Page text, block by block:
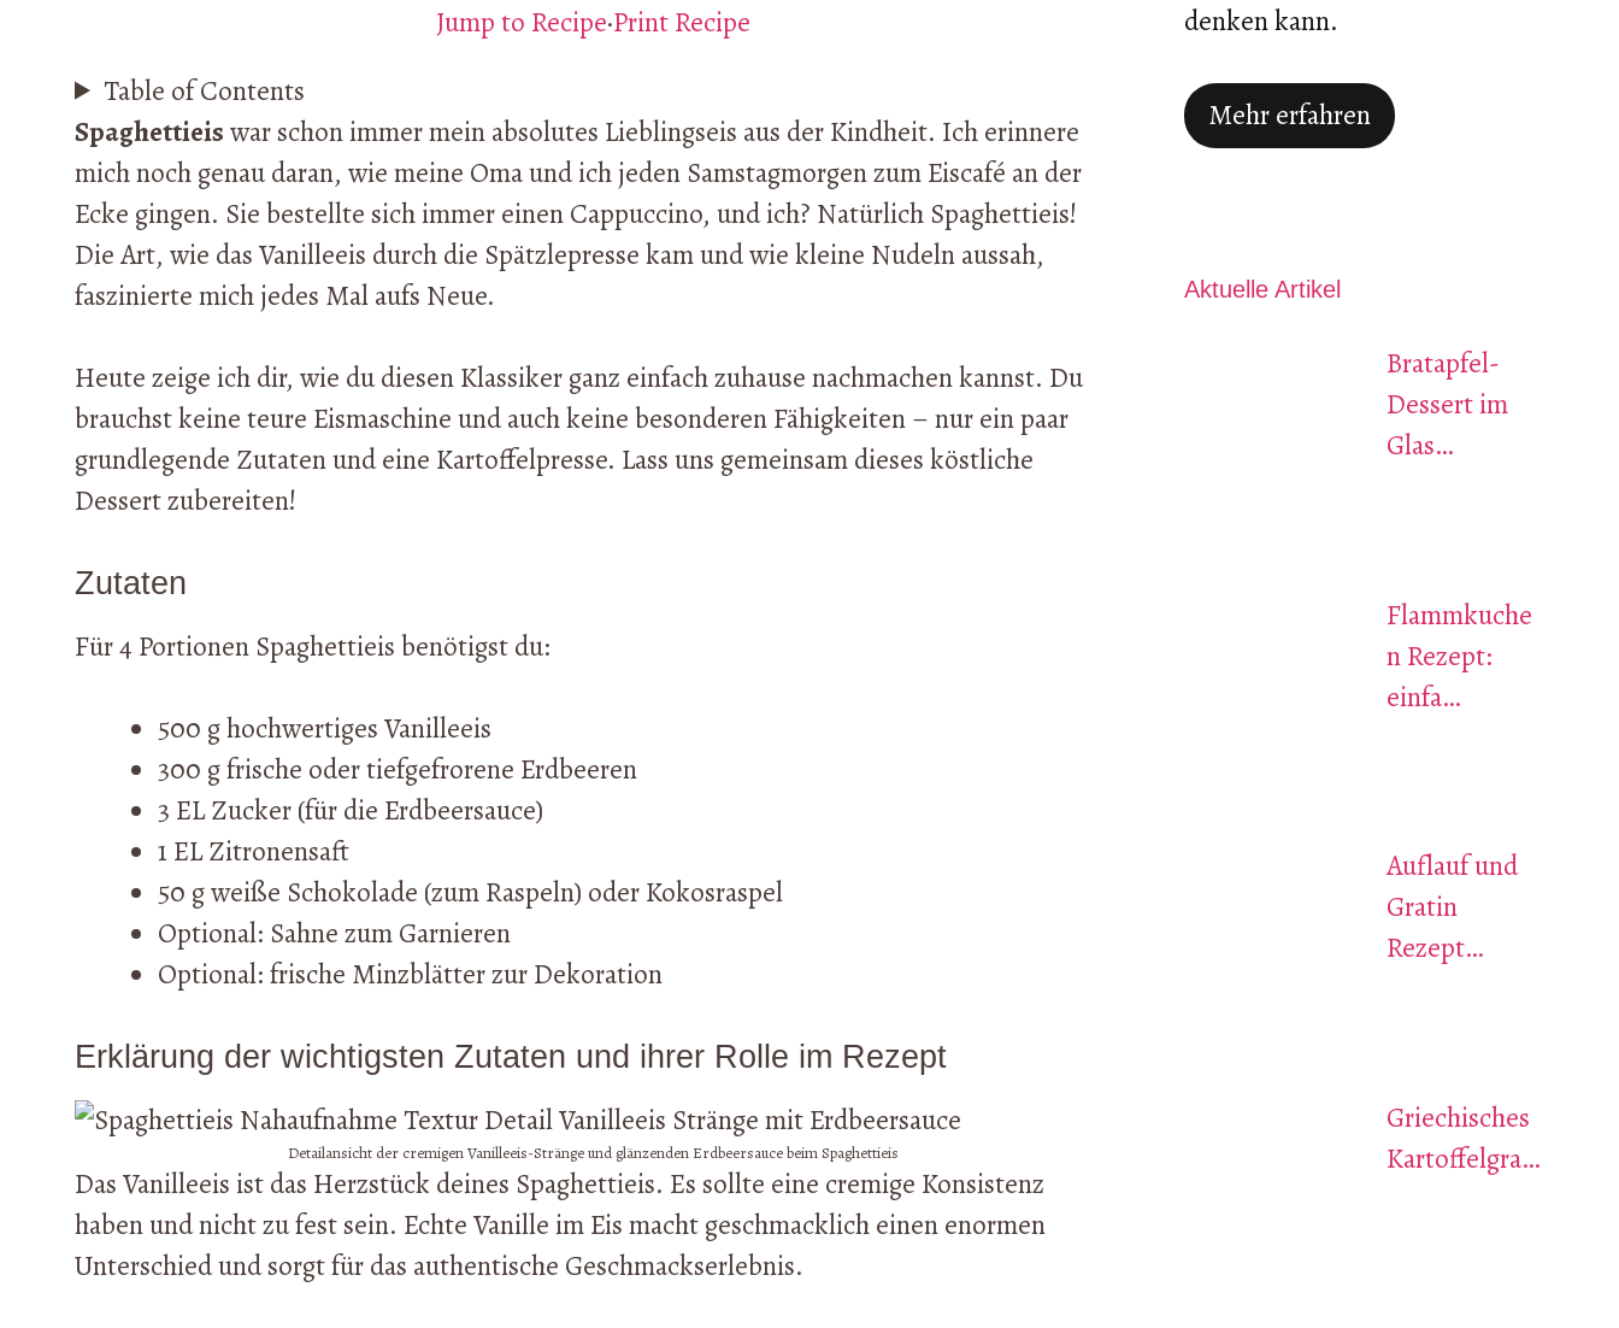
Jump to Recipe·Print Recipe
Table of Contents
Spaghettieiswar schon immer mein absolutes Lieblingseis aus der Kindheit. Ich erinnere
mich noch genau daran, wie meine Oma und ich jeden Samstagmorgen zum Eiscafé an der
Ecke gingen. Sie bestellte sich immer einen Cappuccino, und ich? Natürlich Spaghettieis!
Die Art, wie das Vanilleeis durch die Spätzlepresse kam und wie kleine Nudeln aussah,
faszinierte mich jedes Mal aufs Neue.
Heute zeige ich dir, wie du diesen Klassiker ganz einfach zuhause nachmachen kannst. Du
brauchst keine teure Eismaschine und auch keine besonderen Fähigkeiten – nur ein paar
grundlegende Zutaten und eine Kartoffelpresse. Lass uns gemeinsam dieses köstliche
Dessert zubereiten!
Zutaten
Für 4 Portionen Spaghettieis benötigst du:
500 g hochwertiges Vanilleeis
300 g frische oder tiefgefrorene Erdbeeren
3 EL Zucker (für die Erdbeersauce)
1 EL Zitronensaft
50 g weiße Schokolade (zum Raspeln) oder Kokosraspel
Optional: Sahne zum Garnieren
Optional: frische Minzblätter zur Dekoration
Erklärung der wichtigsten Zutaten und ihrer Rolle im Rezept
Detailansicht der cremigen Vanilleeis-Stränge und glänzenden Erdbeersauce beim Spaghettieis
Das Vanilleeis ist das Herzstück deines Spaghettieis. Es sollte eine cremige Konsistenz
haben und nicht zu fest sein. Echte Vanille im Eis macht geschmacklich einen enormen
Unterschied und sorgt für das authentische Geschmackserlebnis.
denken kann.
Mehr erfahren
Aktuelle Artikel
Bratapfel-
Dessert im
Glas…
Flammkuche
n Rezept:
einfa…
Auflauf und
Gratin
Rezept…
Griechisches
Kartoffelgra…